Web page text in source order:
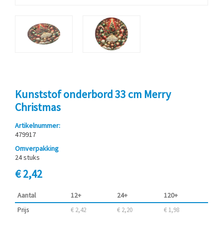
Kunststof onderbord 33 cm Merry
Christmas
Artikelnummer:
479917
Omverpakking
24 stuks
€ 2,42
Aantal 12+ 24+ 120+
Prijs € 2,42 € 2,20 € 1,98